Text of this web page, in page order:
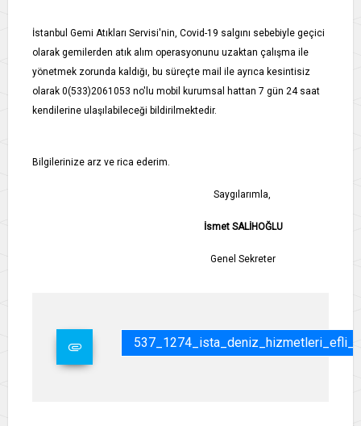
İstanbul Gemi Atıkları Servisi'nin, Covid-19 salgını sebebiyle geçici
olarak gemilerden atık alım operasyonunu uzaktan çalışma ile
yönetmek zorunda kaldığı, bu süreçte mail ile ayrıca kesintisiz
olarak 0(533)2061053 no'lu mobil kurumsal hattan 7 gün 24 saat
kendilerine ulaşılabileceği bildirilmektedir.
Bilgilerinize arz ve rica ederim.
Saygılarımla,
İsmet SALİHOĞLU
Genel Sekreter